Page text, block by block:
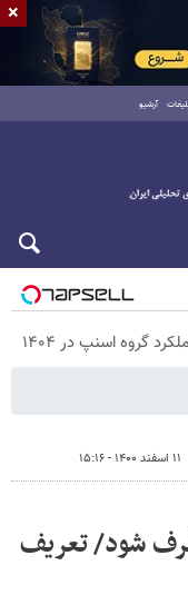
آرشیو
گروه اسنپ در ۱۴۰۴
۱۱ اسفند ۱۴۰۰ - ۱۵:۱۶
شود/ تعریف
×